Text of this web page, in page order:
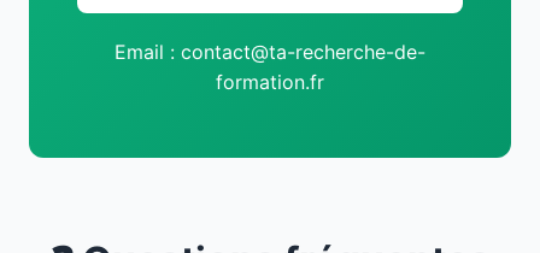
Email : contact@ta-recherche-de-
formation.fr